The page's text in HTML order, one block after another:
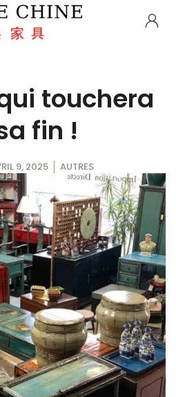
touchera
fin !
9, 2025 AUTRES